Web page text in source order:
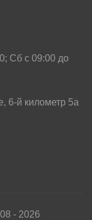
Сб с 09:00 до
6-й километр 5а
- 2026